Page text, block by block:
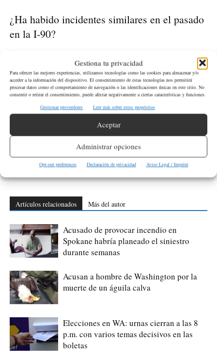
Gestiona tu privacidad
Para ofrecer las mejores experiencias, utilizamos tecnologías como las cookies para almacenar y/o
acceder a la información del dispositivo. El consentimiento de estas tecnologías nos permitirá
procesar datos como el comportamiento de navegación o las identificaciones únicas en este sitio. No
consentir o retirar el consentimiento, puede afectar negativamente a ciertas características y funciones.
Gestionar proveedores
Leer más sobre estos propósitos
Aceptar
Administrar opciones
Opt-out preferences Declaración de privacidad Aviso Legal / Imprint
¿Ha habido incidentes similares en el pasado
en la I-90?
Sí, la WSP ha registrado un aumento de incidentes, con 60 casos
hasta junio, 204 en todo el año pasado y 388 en 2021.
México Duplicará su
Infraestructura de Trenes de
Pasajeros Bajo el Nuevo
Costco Aumenta su Membresía
a Partir del 1 de Septiembre
Artículos relacionados Más del autor
Acusado de provocar incendio en
Spokane habría planeado el siniestro
durante semanas
Acusan a hombre de Washington por la
muerte de un águila calva
Elecciones en WA: urnas cierran a las 8
p.m. con varios temas decisivos en las
boletas